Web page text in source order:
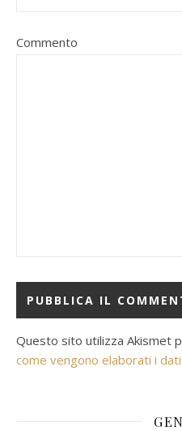
Commento
Questo sito utilizza Akismet
come vengono elaborati i